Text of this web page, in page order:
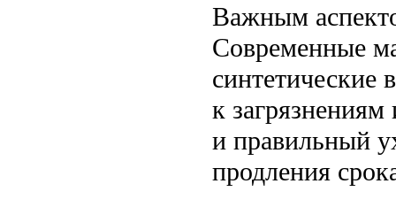
Важным
Современные
синтетические
к
и правильный
продления